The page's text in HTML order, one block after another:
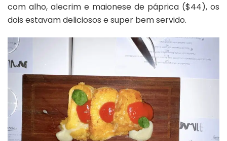
com alho, alecrim e maionese de páprica ($44), os
dois estavam deliciosos e super bem servido.